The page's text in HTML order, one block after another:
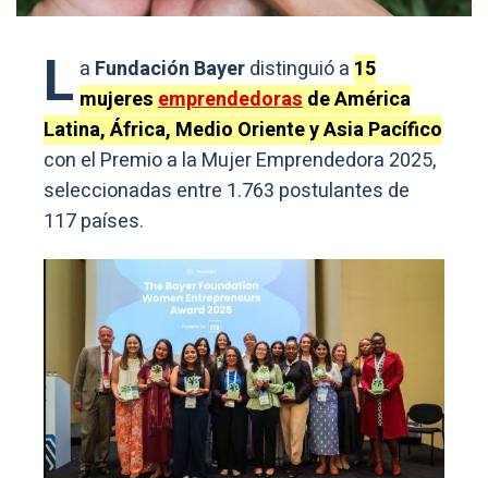
L a Fundación Bayerdistinguió a 15
mujeresemprendedorasde América
Latina, África, Medio Oriente y Asia Pacífico
con el Premio a la Mujer Emprendedora 2025,
seleccionadas entre 1.763 postulantes de
117 países.